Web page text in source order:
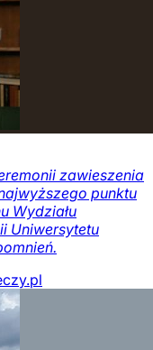
zawieszenia
punktu
Wydziału
Uniwersytetu